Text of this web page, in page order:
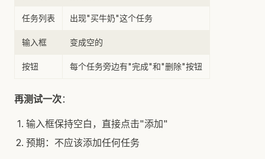
任务列表 出现"买牛奶"这个任务
输入框 变成空的
按钮 每个任务旁边有"完成"和"删除"按钮
再测试一次：
输入框保持空白，直接点击"添加"
预期：不应该添加任何任务